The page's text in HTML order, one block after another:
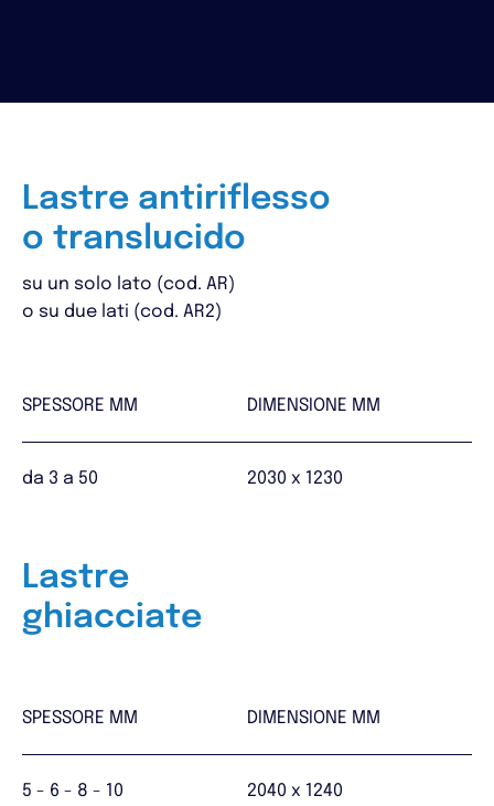
Lastre antiriflesso
o translucido
su un solo lato (cod. AR)
o su due lati (cod. AR2)
SPESSORE MM DIMENSIONE MM
da 3 a 50 2030 x 1230
Lastre
ghiacciate
SPESSORE MM DIMENSIONE MM
5 - 6 - 8 - 10 2040 x 1240